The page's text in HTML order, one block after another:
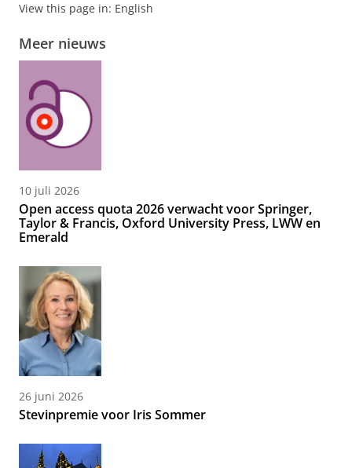
View this page in: English
Meer nieuws
10 juli 2026
Open access quota 2026 verwacht voor Springer,
Taylor & Francis, Oxford University Press, LWW en
Emerald
26 juni 2026
Stevinpremie voor Iris Sommer